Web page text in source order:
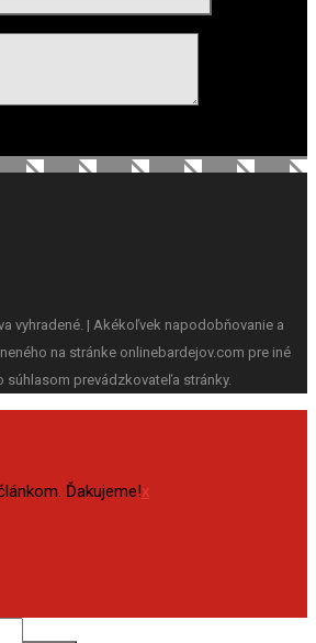
vyhradené. | Akékoľvek napodobňovanie a
na stránke onlinebardejov.com pre iné
súhlasom prevádzkovateľa stránky.
Ďakujeme!x